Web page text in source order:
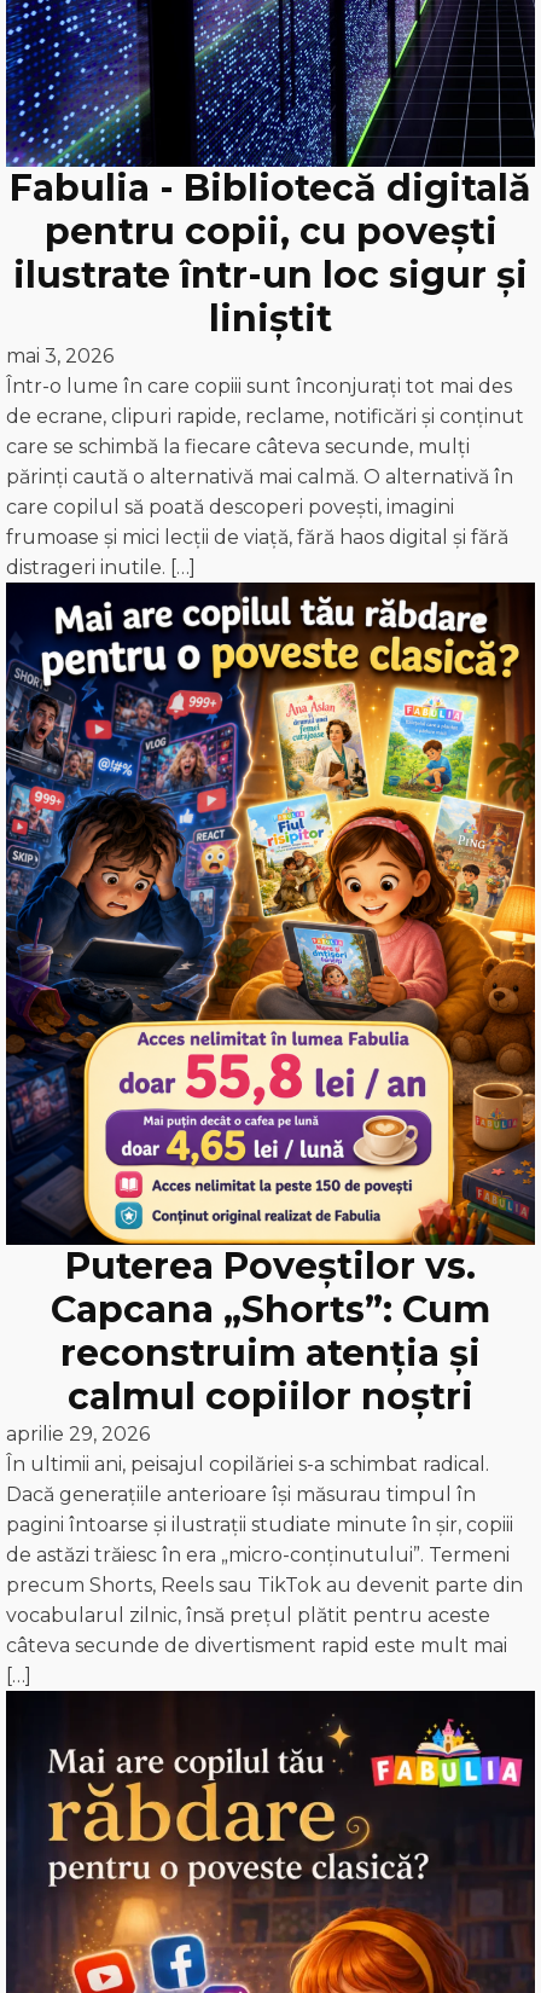
Fabulia - Bibliotecă digitală
pentru copii, cu povești
ilustrate într-un loc sigur și
liniștit
mai 3, 2026
Într-o lume în care copiii sunt înconjurați tot mai des
de ecrane, clipuri rapide, reclame, notificări și conținut
care se schimbă la fiecare câteva secunde, mulți
părinți caută o alternativă mai calmă. O alternativă în
care copilul să poată descoperi povești, imagini
frumoase și mici lecții de viață, fără haos digital și fără
distrageri inutile. […]
Puterea Poveștilor vs.
Capcana „Shorts”: Cum
reconstruim atenția și
calmul copiilor noștri
aprilie 29, 2026
În ultimii ani, peisajul copilăriei s-a schimbat radical.
Dacă generațiile anterioare își măsurau timpul în
pagini întoarse și ilustrații studiate minute în șir, copiii
de astăzi trăiesc în era „micro-conținutului”. Termeni
precum Shorts, Reels sau TikTok au devenit parte din
vocabularul zilnic, însă prețul plătit pentru aceste
câteva secunde de divertisment rapid este mult mai
[…]